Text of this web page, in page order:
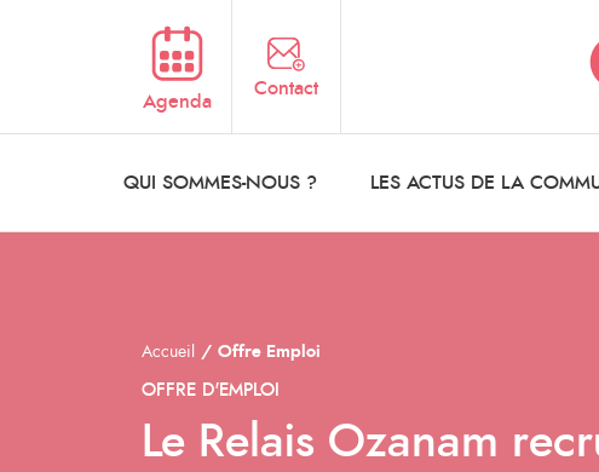
Agenda
Contact
QUI SOMMES-NOUS ? LES ACTUS DE LA
Accueil Offre Emploi
OFFRE D'EMPLOI
Le Relais Ozanam